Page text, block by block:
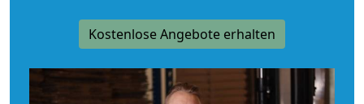
Kostenlose Angebote erhalten